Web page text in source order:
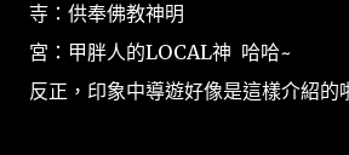
寺：供奉佛教神明
宮：甲胖人的LOCAL神 哈哈~
反正，印象中導遊好像是這樣介紹